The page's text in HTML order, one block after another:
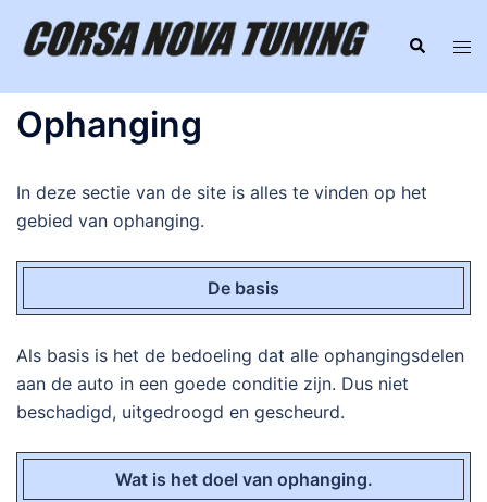
naar
inhoud
Zoeken
Ophanging
In deze sectie van de site is alles te vinden op het
gebied van ophanging.
De basis
Als basis is het de bedoeling dat alle ophangingsdelen
aan de auto in een goede conditie zijn. Dus niet
beschadigd, uitgedroogd en gescheurd.
Wat is het doel van ophanging.